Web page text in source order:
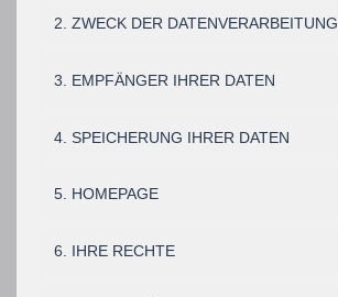
2. ZWECK DER DATENVERARBEITUNG
3. EMPFÄNGER IHRER DATEN
4. SPEICHERUNG IHRER DATEN
5. HOMEPAGE
6. IHRE RECHTE